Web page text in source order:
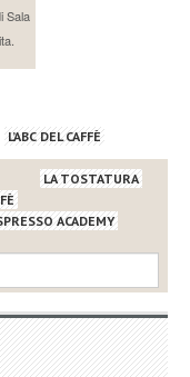
Sala
L’ABC DEL CAFFÈ
LA TOSTATURA
ACADEMY